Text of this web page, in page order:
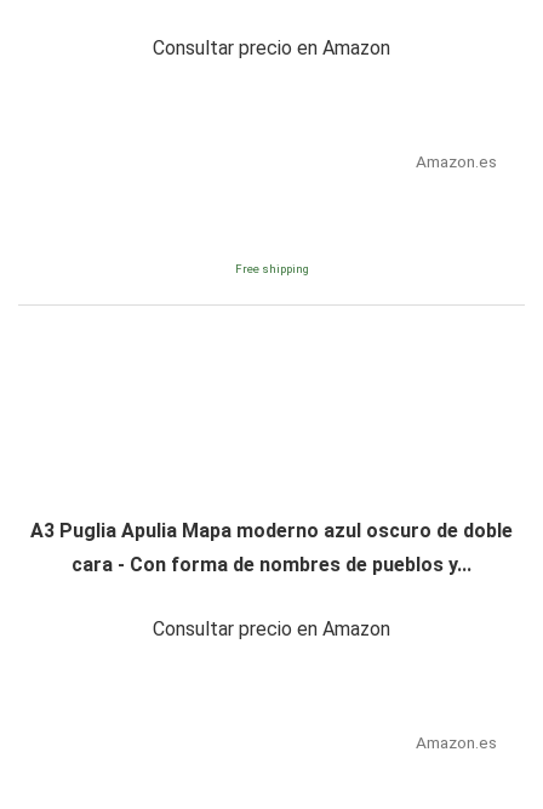
Consultar precio en Amazon
Amazon.es
Free shipping
A3 Puglia Apulia Mapa moderno azul oscuro de doble
cara - Con forma de nombres de pueblos y...
Consultar precio en Amazon
Amazon.es